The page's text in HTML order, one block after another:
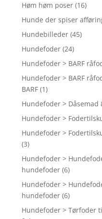
Høm høm poser (16)
Hunde der spiser
Hundebilleder (45)
Hundefoder (24)
Hundefoder > BARF
Hundefoder > BARF
BARF (1)
Hundefoder >
Hundefoder >
Hundefoder >
(3)
Hundefoder >
hundefoder (6)
Hundefoder >
hundefoder (6)
Hundefoder > Tørfoder